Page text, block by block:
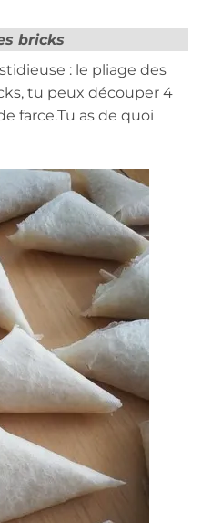
bricks
: le pliage des
tu peux découper 4
farce.Tu as de quoi